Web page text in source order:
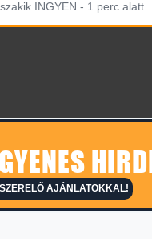
AJÁNLATOKKAL!